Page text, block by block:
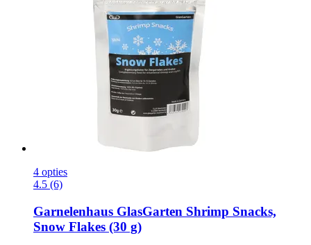
4 opties
4.5 (6)
Garnelenhaus GlasGarten Shrimp Snacks,
Snow Flakes (30 g)